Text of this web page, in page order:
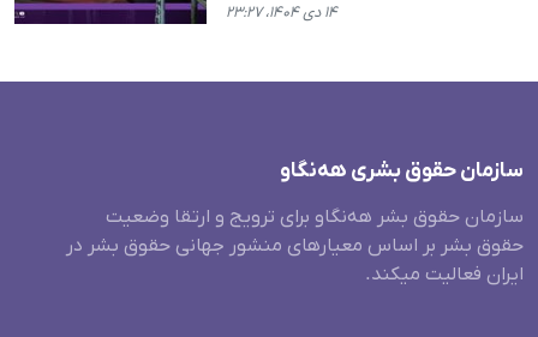
۱۴ دی ۱۴۰۴، ۲۳:۲۷
سازمان حقوق بشری هەنگاو
سازمان حقوق بشر هه‌نگاو برای ترویج و ارتقا وضعیت
حقوق بشر بر اساس معیارهای منشور جهانی حقوق بشر در
ایران فعالیت میکند.